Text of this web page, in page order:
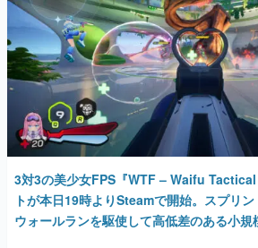
3対3の美少女FPS『WTF – Waifu
トが本日19時よりSteamで開始。スプリン
ウォールランを駆使して高低差のある小規